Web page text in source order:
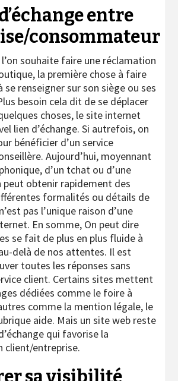
entre
consommateur
souhaite faire une réclamation
la première chose à faire
se renseigner sur son siège ou ses
besoin cela dit de se déplacer
choses, le site internet
lien d’échange. Si autrefois, on
bénéficier d’un service
Aujourd’hui, moyennant
d’un tchat ou d’une
peut obtenir rapidement des
formalités ou détails de
pas l’unique raison d’une
En somme, On peut dire
se fait de plus en plus fluide à
delà de nos attentes. Il est
toutes les réponses sans
client. Certains sites mettent
dédiées comme le foire à
comme la mention légale, le
aide. Mais un site web reste
qui favorise la
client/entreprise.